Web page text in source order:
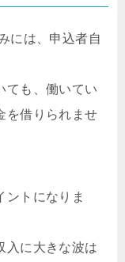
には、申込者自
ても、働いてい
を借りられませ
ントになりま
入に大きな波は